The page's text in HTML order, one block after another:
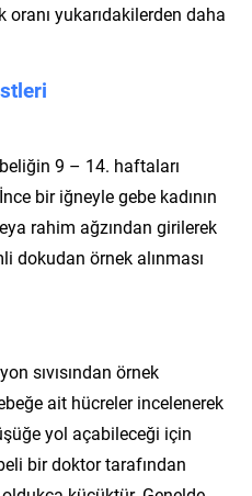
yukarıdakilerden daha
9 – 14. haftaları
bir iğneyle gebe kadının
rahim ağzından girilerek
dokudan örnek alınması
sıvısından örnek
ait hücreler incelenerek
yol açabileceği için
bir doktor tarafından